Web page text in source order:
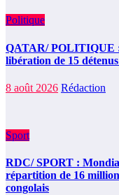
Politique
QATAR/ POLITIQUE :
libération de 15
8 août 2026 Rédaction
Sport
RDC/ SPORT :
répartition de 16
congolais